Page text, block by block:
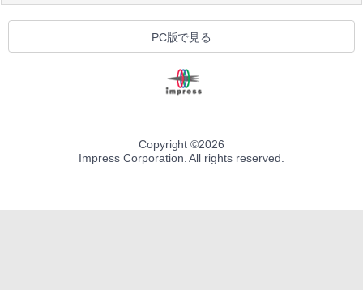
PC版で見る
Copyright ©2026
Impress Corporation. All rights reserved.